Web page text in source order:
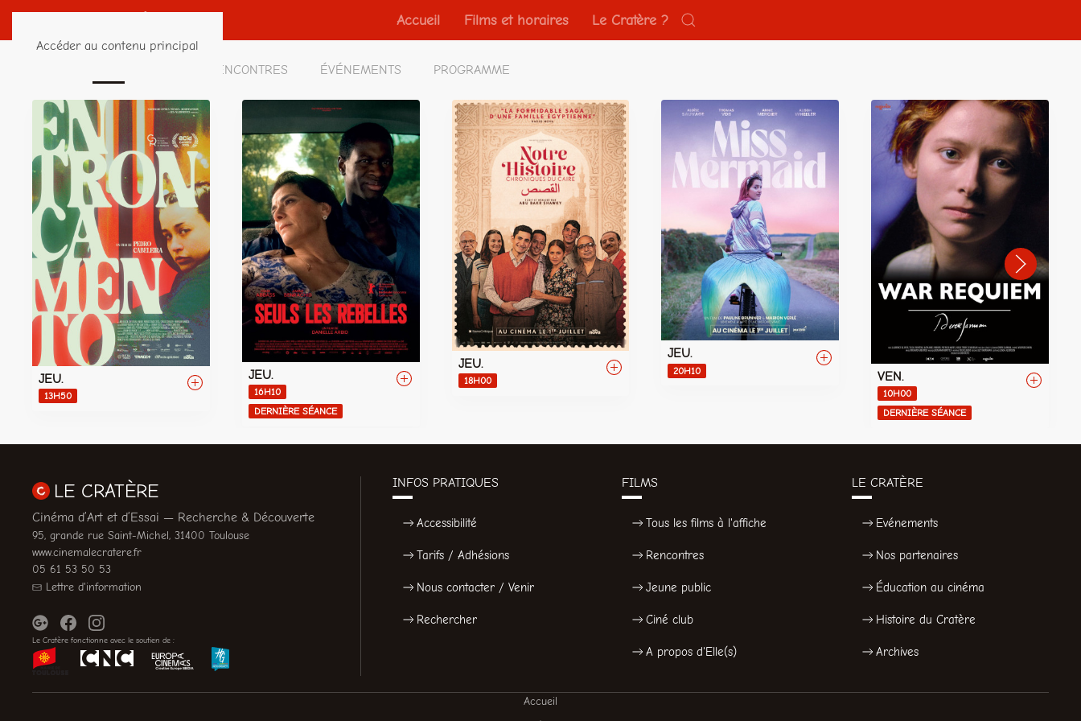
Accéder au contenu principal
Accueil Films et horaires Le Cratère ?
RENCONTRES ÉVÉNEMENTS PROGRAMME
JEU.
13H50
JEU.
16H10
DERNIÈRE SÉANCE
JEU.
18H00
JEU.
20H10 VEN.
10H00
DERNIÈRE SÉANCE
LE CRATÈRE
Cinéma d’Art et d’Essai — Recherche & Découverte
95, grande rue Saint-Michel, 31400 Toulouse
www.cinemalecratere.fr
05 61 53 50 53
Lettre d'information
Le Cratère fonctionne avec le soutien de :
INFOS PRATIQUES
Accessibilité
Tarifs / Adhésions
Nous contacter / Venir
Rechercher
FILMS
Tous les films à l'affiche
Rencontres
Jeune public
Ciné club
A propos d'Elle(s)
LE CRATÈRE
Evénements
Nos partenaires
Éducation au cinéma
Histoire du Cratère
Archives
Accueil